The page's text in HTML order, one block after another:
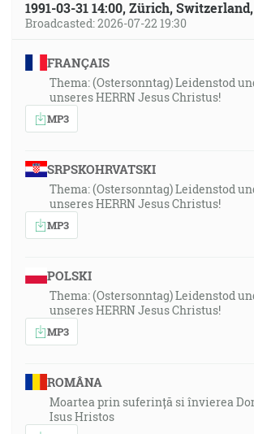
1991-03-31 14:00, Zürich,
Broadcasted: 2026-07-22 19:30
FRANÇAIS
Thema: (Ostersonntag) Leidenstod
unseres HERRN Jesus Christus!
MP3
SRPSKOHRVATSKI
Thema: (Ostersonntag) Leidenstod
unseres HERRN Jesus Christus!
MP3
POLSKI
Thema: (Ostersonntag) Leidenstod
unseres HERRN Jesus Christus!
MP3
ROMÂNA
Moartea prin suferință si învierea
Isus Hristos